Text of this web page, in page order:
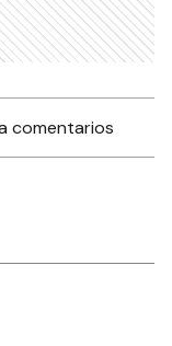
y se